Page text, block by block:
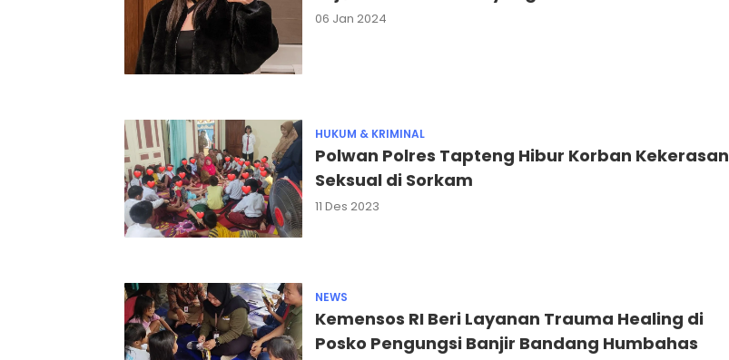
06 Jan 2024
HUKUM & KRIMINAL
Polwan Polres Tapteng Hibur Korban Kekerasan
Seksual di Sorkam
11 Des 2023
NEWS
Kemensos RI Beri Layanan Trauma Healing di
Posko Pengungsi Banjir Bandang Humbahas